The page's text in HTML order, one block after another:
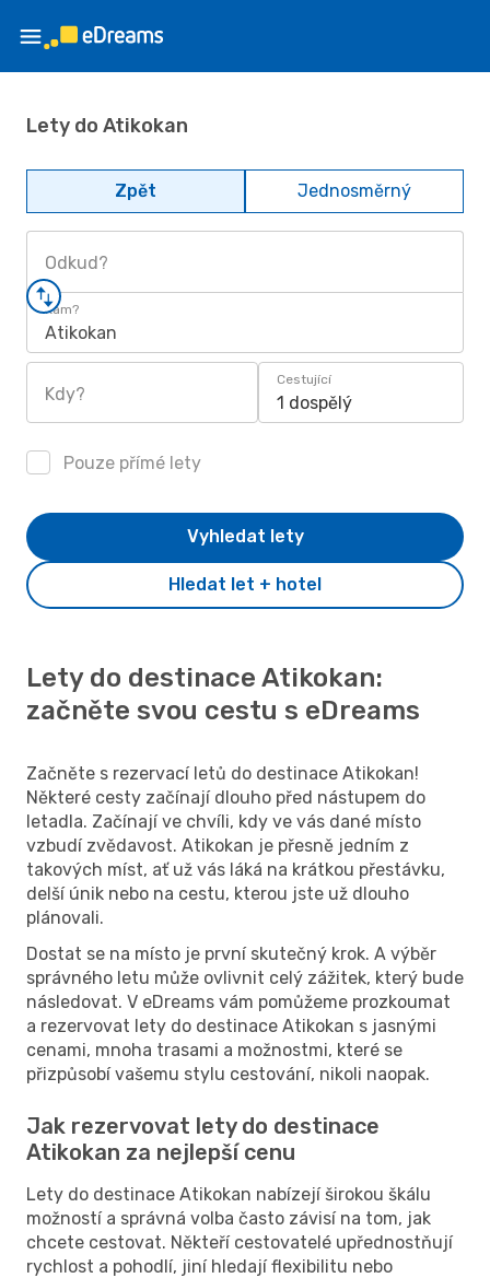
Lety do Atikokan
Zpět Jednosměrný
Odkud?
Kam?
Atikokan
Kdy?
Cestující
1 dospělý
Pouze přímé lety
Hledat let + hotel
Vyhledat lety
Lety do destinace Atikokan:
začněte svou cestu s eDreams
Začněte s rezervací letů do destinace Atikokan!
Některé cesty začínají dlouho před nástupem do
letadla. Začínají ve chvíli, kdy ve vás dané místo
vzbudí zvědavost. Atikokan je přesně jedním z
takových míst, ať už vás láká na krátkou přestávku,
delší únik nebo na cestu, kterou jste už dlouho
plánovali.
Dostat se na místo je první skutečný krok. A výběr
správného letu může ovlivnit celý zážitek, který bude
následovat. V eDreams vám pomůžeme prozkoumat
a rezervovat lety do destinace Atikokan s jasnými
cenami, mnoha trasami a možnostmi, které se
přizpůsobí vašemu stylu cestování, nikoli naopak.
Jak rezervovat lety do destinace
Atikokan za nejlepší cenu
Lety do destinace Atikokan nabízejí širokou škálu
možností a správná volba často závisí na tom, jak
chcete cestovat. Někteří cestovatelé upřednostňují
rychlost a pohodlí, jiní hledají flexibilitu nebo